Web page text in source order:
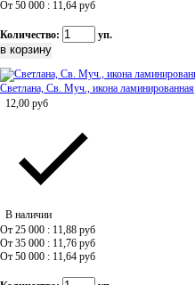
От 50 000 : 11,64 руб
Количество: уп.
Светлана, Св. Муч., икона ламинированная
12,00 руб
В наличии
От 25 000 : 11,88 руб
От 35 000 : 11,76 руб
От 50 000 : 11,64 руб